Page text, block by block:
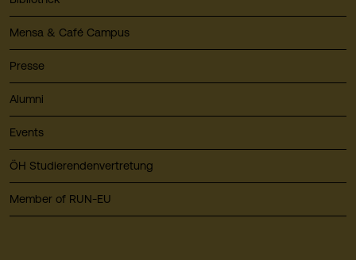
Mensa & Café Campus
Presse
Alumni
Events
ÖH Studierendenvertretung
Member of RUN-EU